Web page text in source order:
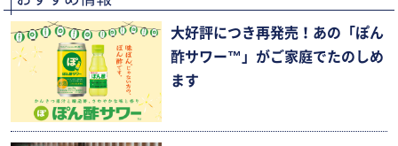
大好評につき再発売！あの「ぽん
酢サワー™」がご家庭でたのしめ
ます